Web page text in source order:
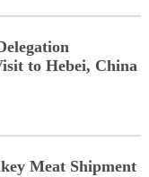
to Hebei, China
Meat Shipment